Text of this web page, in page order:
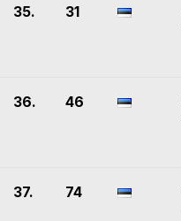
35. 31
36. 46
37. 74